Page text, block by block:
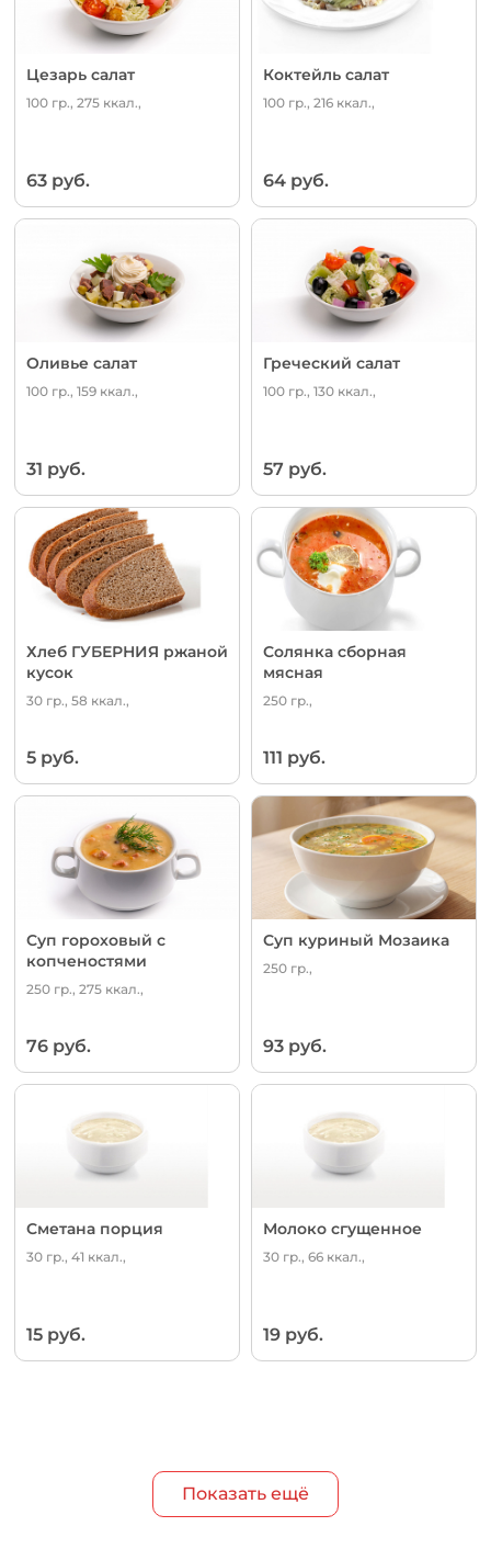
Цезарь салат
100 гр., 275 ккал.,
63 руб.
Коктейль салат
100 гр., 216 ккал.,
64 руб.
Оливье салат
100 гр., 159 ккал.,
31 руб.
Греческий салат
100 гр., 130 ккал.,
57 руб.
Хлеб ГУБЕРНИЯ ржаной
кусок
30 гр., 58 ккал.,
5 руб.
Солянка сборная
мясная
250 гр.,
111 руб.
Суп гороховый с
копченостями
250 гр., 275 ккал.,
76 руб.
Суп куриный Мозаика
250 гр.,
93 руб.
Сметана порция
30 гр., 41 ккал.,
15 руб.
Молоко сгущенное
30 гр., 66 ккал.,
19 руб.
Показать ещё